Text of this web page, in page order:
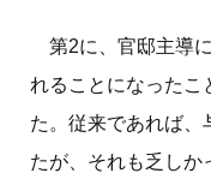
第2に、官邸主導
れることになったこ
た。従来であれば、
たが、それも乏しか